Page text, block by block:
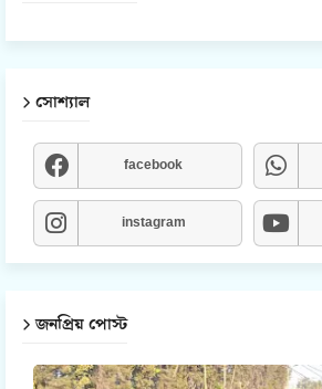
সোশ্যাল
facebook
instagram
জনপ্রিয় পোস্ট